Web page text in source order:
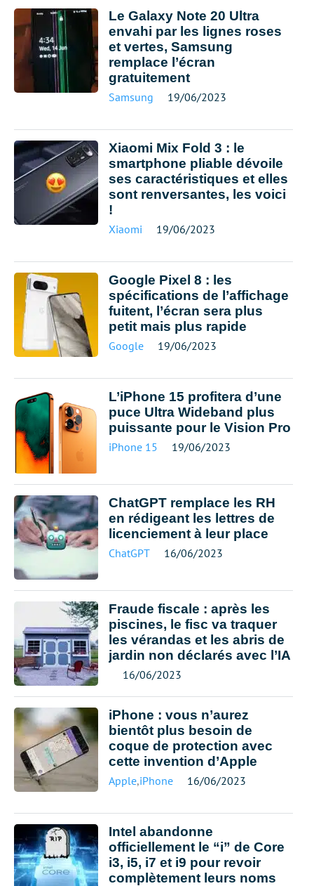
Le Galaxy Note 20 Ultra
envahi par les lignes roses
et vertes, Samsung
remplace l’écran
gratuitement
Samsung 19/06/2023
Xiaomi Mix Fold 3 : le
smartphone pliable dévoile
ses caractéristiques et elles
sont renversantes, les voici
!
Xiaomi 19/06/2023
Google Pixel 8 : les
spécifications de l’affichage
fuitent, l’écran sera plus
petit mais plus rapide
Google 19/06/2023
L’iPhone 15 profitera d’une
puce Ultra Wideband plus
puissante pour le Vision Pro
iPhone 15 19/06/2023
ChatGPT remplace les RH
en rédigeant les lettres de
licenciement à leur place
ChatGPT 16/06/2023
Fraude fiscale : après les
piscines, le fisc va traquer
les vérandas et les abris de
jardin non déclarés avec l’IA
16/06/2023
iPhone : vous n’aurez
bientôt plus besoin de
coque de protection avec
cette invention d’Apple
Apple,iPhone 16/06/2023
Intel abandonne
officiellement le “i” de Core
i3, i5, i7 et i9 pour revoir
complètement leurs noms